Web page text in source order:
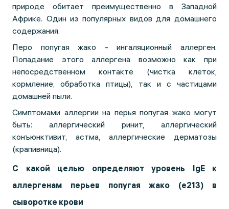
природе обитает преимущественно в Западной
Африке. Один из популярных видов для домашнего
содержания.
Перо попугая жако - ингаляционный аллерген.
Попадание этого аллергена возможно как при
непосредственном контакте (чистка клеток,
кормление, обработка птицы), так и с частицами
домашней пыли.
Симптомами аллергии на перья попугая жако могут
быть: аллергический ринит, аллергический
конъюнктивит, астма, аллергические дерматозы
(крапивница).
С какой целью определяют уровень IgE к
аллергенам перьев попугая жако (e213) в
сыворотке крови